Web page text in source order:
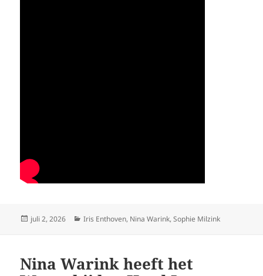
Geplaatst
juli 2, 2026 Categorieën
Iris Enthoven, Nina Warink,Sophie Milzink
Nina Warink heeft het